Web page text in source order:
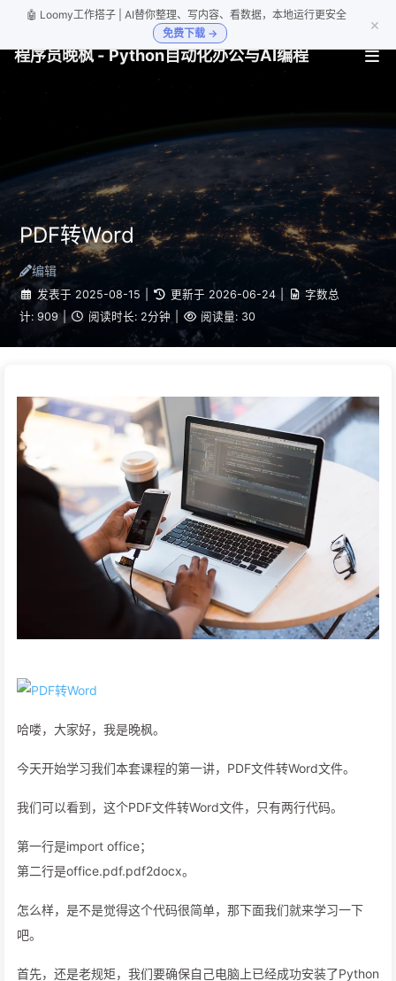
🤖 Loomy工作搭子 | AI替你整理、写内容、看数据，本地运行更安全
免费下载 →
×
程序员晚枫 - Python自动化办公与AI编程
PDF转Word
编辑
发表于 2025-08-15 更新于 2026-06-24
字数总
计: 909 | 阅读时长: 2分钟 阅读量: 30
哈喽，大家好，我是晚枫。
今天开始学习我们本套课程的第一讲，PDF文件转Word文件。
我们可以看到，这个PDF文件转Word文件，只有两行代码。
第一行是import office；
第二行是office.pdf.pdf2docx。
怎么样，是不是觉得这个代码很简单，那下面我们就来学习一下
吧。
首先，还是老规矩，我们要确保自己电脑上已经成功安装了Python